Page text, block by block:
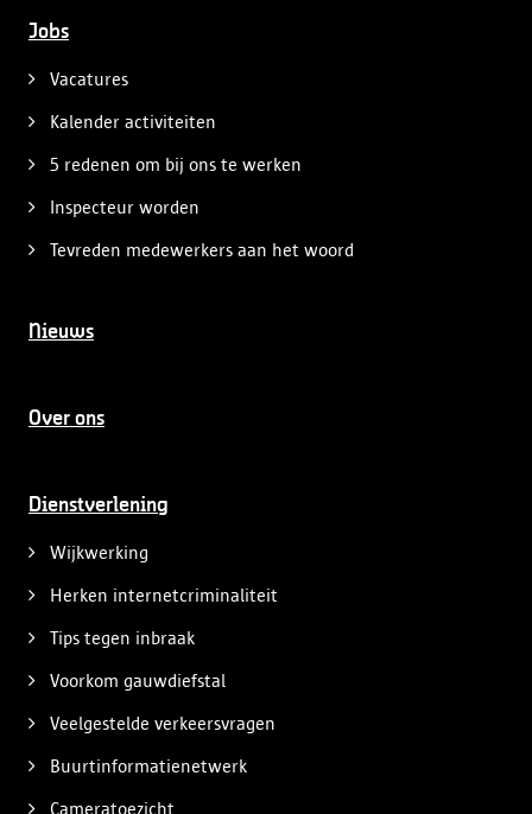
Jobs
Vacatures
Kalender activiteiten
5 redenen om bij ons te werken
Inspecteur worden
Tevreden medewerkers aan het woord
Nieuws
Over ons
Dienstverlening
Wijkwerking
Herken internetcriminaliteit
Tips tegen inbraak
Voorkom gauwdiefstal
Veelgestelde verkeersvragen
Buurtinformatienetwerk
Cameratoezicht